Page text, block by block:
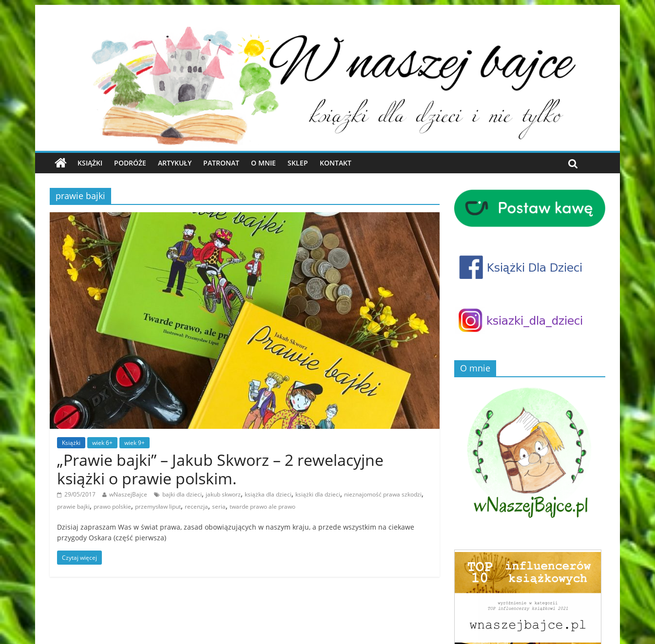
KSIĄŻKI PODRÓŻE ARTYKUŁY PATRONAT O MNIE SKLEP KONTAKT
prawie bajki
Książki wiek 6+ wiek 9+
„Prawie bajki” – Jakub Skworz – 2 rewelacyjne
książki o prawie polskim.
29/05/2017 wNaszejBajce bajki dla dzieci, jakub skworz, książka dla dzieci, książki dla dzieci, nieznajomość prawa szkodzi,
prawie bajki, prawo polskie, przemysław liput, recenzja, seria, twarde prawo ale prawo
Dzisiaj zapraszam Was w świat prawa, zasad obowiązujących w naszym kraju, a przede wszystkim na ciekawe
przygody Oskara (część pierwsza)
Czytaj więcej
O mnie